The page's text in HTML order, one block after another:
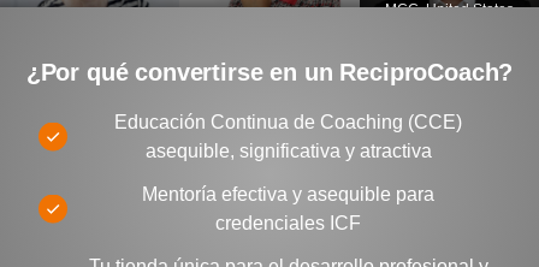
¿Por qué convertirse en un ReciproCoach?
Educación Continua de Coaching (CCE)
asequible, significativa y atractiva
Mentoría efectiva y asequible para
credenciales ICF
MCC, United States